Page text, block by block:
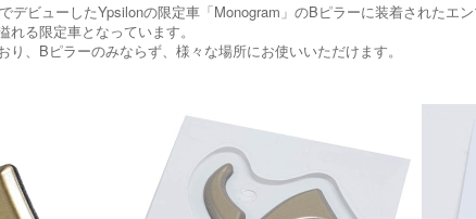
デビューしたYpsilonの限定車「Monogram」のBピラーに装着されたエ
る限定車となっています。
り、Bピラーのみならず、様々な場所にお使いいただけます。